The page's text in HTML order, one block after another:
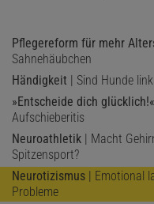
Pflegereform für mehr
Sahnehäubchen
Händigkeit | Sind Hunde
»Entscheide dich glücklich!«
Aufschieberitis
Neuroathletik | Macht
Spitzensport?
Neurotizismus | Emotional
Probleme